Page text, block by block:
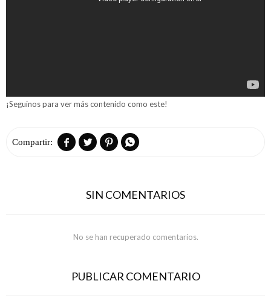
¡Seguinos para ver más contenido como este!
   
SIN COMENTARIOS
No se han recuperado comentarios.
PUBLICAR COMENTARIO